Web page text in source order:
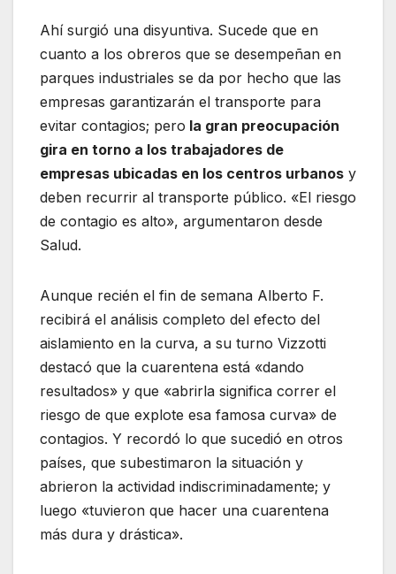
Ahí surgió una disyuntiva. Sucede que en
cuanto a los obreros que se desempeñan en
parques industriales se da por hecho que las
empresas garantizarán el transporte para
evitar contagios; pero la gran preocupación
gira en torno a los trabajadores de
empresas ubicadas en los centros urbanos y
deben recurrir al transporte público. «El riesgo
de contagio es alto», argumentaron desde
Salud.
Aunque recién el fin de semana Alberto F.
recibirá el análisis completo del efecto del
aislamiento en la curva, a su turno Vizzotti
destacó que la cuarentena está «dando
resultados» y que «abrirla significa correr el
riesgo de que explote esa famosa curva» de
contagios. Y recordó lo que sucedió en otros
países, que subestimaron la situación y
abrieron la actividad indiscriminadamente; y
luego «tuvieron que hacer una cuarentena
más dura y drástica».